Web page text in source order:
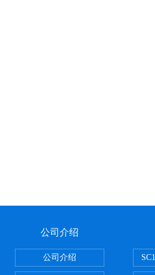
公司介绍
公司介绍